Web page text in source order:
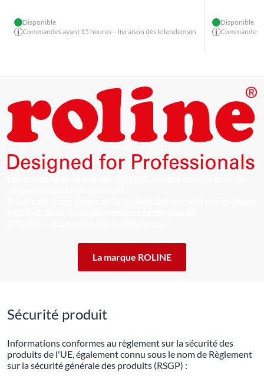
Disponible
Commandes avant 15 heures – livraison dès le lendemain
Disponible
Commandes
La marque ROLINE
Sécurité produit
Informations conformes au règlement sur la sécurité des
produits de l'UE, également connu sous le nom de Règlement
sur la sécurité générale des produits (RSGP) :